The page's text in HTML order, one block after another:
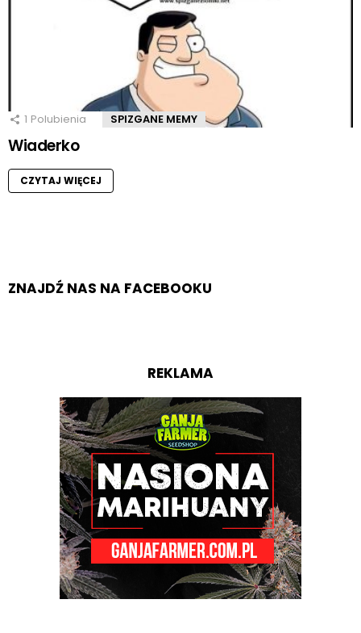
1 Polubienia SPIZGANE MEMY
Wiaderko
CZYTAJ WIĘCEJ
ZNAJDŹ NAS NA FACEBOOKU
REKLAMA